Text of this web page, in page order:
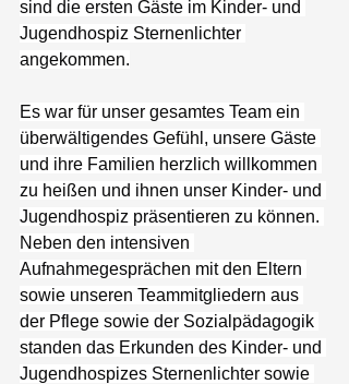
sind die ersten Gäste im Kinder- und
Jugendhospiz Sternenlichter
angekommen.
Es war für unser gesamtes Team ein
überwältigendes Gefühl, unsere Gäste
und ihre Familien herzlich willkommen
zu heißen und ihnen unser Kinder- und
Jugendhospiz präsentieren zu können.
Neben den intensiven
Aufnahmegesprächen mit den Eltern
sowie unseren Teammitgliedern aus
der Pflege sowie der Sozialpädagogik
standen das Erkunden des Kinder- und
Jugendhospizes Sternenlichter sowie